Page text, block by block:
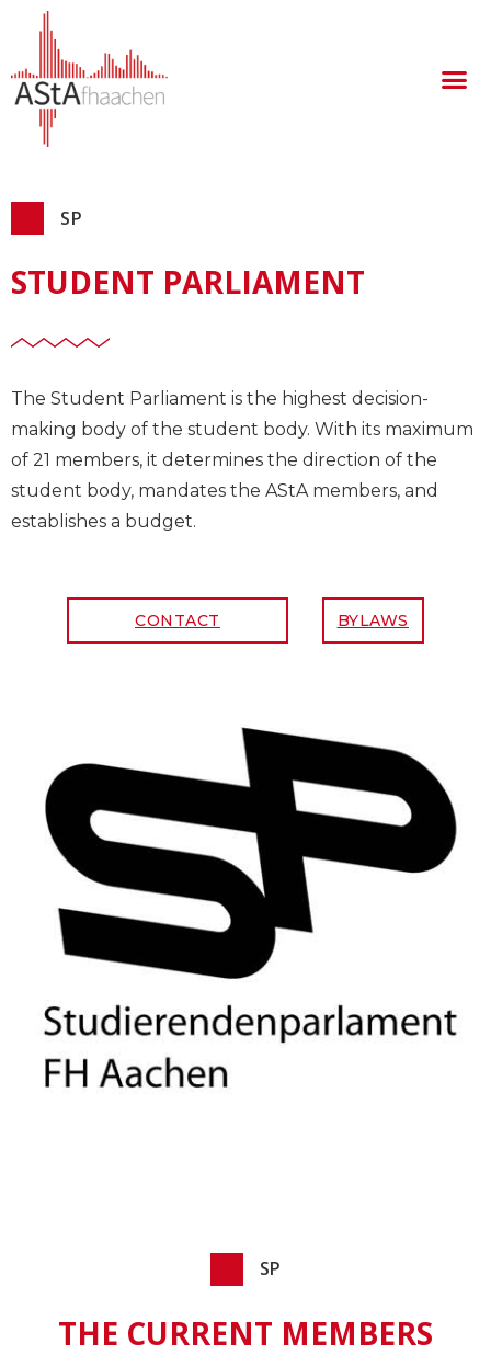
SP
STUDENT PARLIAMENT
The Student Parliament is the highest decision-
making body of the student body. With its maximum
of 21 members, it determines the direction of the
student body, mandates the AStA members, and
establishes a budget.
CONTACT BYLAWS
SP
THE CURRENT MEMBERS